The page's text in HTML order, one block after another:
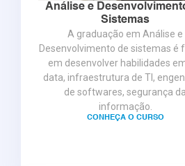
Análise e
Sistemas
A graduação em Análise e
Desenvolvimento de sistemas é
em desenvolver habilidades
data, infraestrutura de TI,
de softwares, segurança da
informação.
CONHEÇA O CURSO